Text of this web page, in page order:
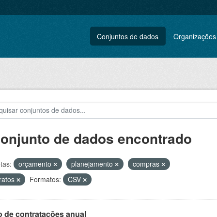
Conjuntos de dados Organizações
de dados encontrado
orçamento planejamento
compras
Formatos: CSV
de contratações anual